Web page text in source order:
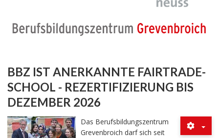
BBZ IST ANERKANNTE FAIRTRADE-
SCHOOL - REZERTIFIZIERUNG BIS
DEZEMBER 2026
Das Berufsbildungszentrum
Grevenbroich darf sich seit